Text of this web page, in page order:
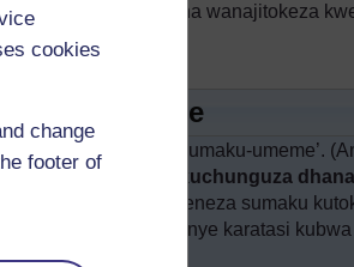
cookies
change
footer of
na wasichana wanajitokeza
umeme
juu ya dhana ya ‘sumaku-umeme’.
mawazo ili kuchunguza dhana
Tunaweza kutengeneza sumaku
yao ubaoni au kwenye karatasi kubwa